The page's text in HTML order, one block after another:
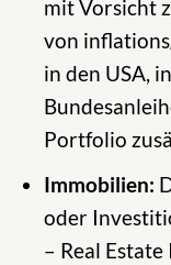
mit Vorsicht
von
in den USA,
Portfolio
Immobilien:
oder
– Real